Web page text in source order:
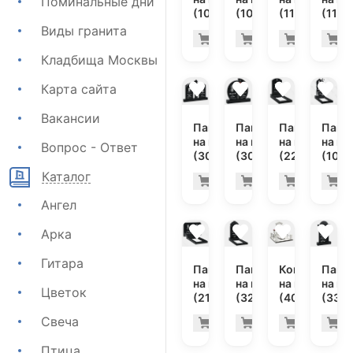
Виды гранита
Кладбища Москвы
Карта сайта
Вакансии
Вопрос - Ответ
Каталог
Ангел
Арка
Гитара
Цветок
Свеча
(10-289)
40.100
Купить
(10-324)
Купить
(11-372)
Купить
(11-
Памятник
на могилу
(30-172)
84.200
Купить
Памятник
на могилу
(30-122)
Купить
Памятник
на могилу
(22-145)
Купить
на
(10-
Памятник
на могилу
(21-113)
32.200
Купить
Памятник
на могилу
(32-110)
Купить
Комплекс
на могилу
(40-154)
Купить
на
(33-